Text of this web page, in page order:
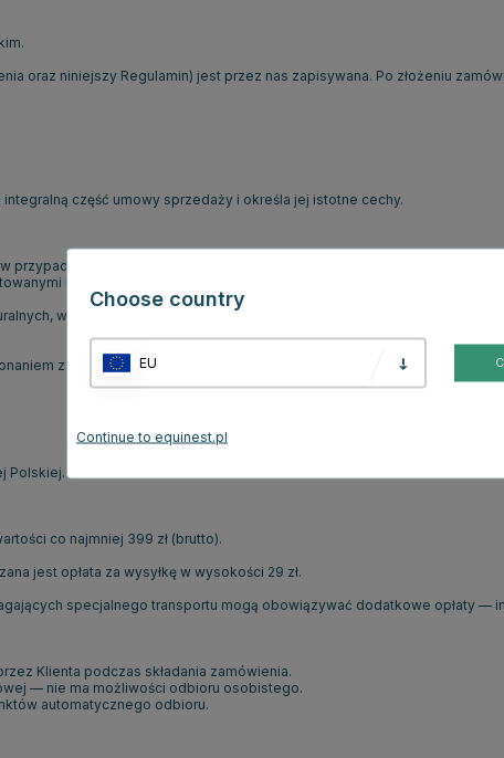
oraz niniejszy Regulamin) jest przez nas zapisywana. Po złożeniu
część umowy sprzedaży i określa jej istotne cechy.
przypadku niezgodności towaru z umową, informujemy, że ze względu
na stronie a rzeczywistym wyglądem produktu.
w szczególności drewna, mogą występować różnice w usłojeniu,
zakupu.
Polskiej.
co najmniej 399 zł (brutto).
jest opłata za wysyłkę w wysokości 29 zł.
specjalnego transportu mogą obowiązywać dodatkowe opłaty —
Klienta podczas składania zamówienia.
— nie ma możliwości odbioru osobistego.
automatycznego odbioru.
Choose country
EU
Continue to equinest.pl